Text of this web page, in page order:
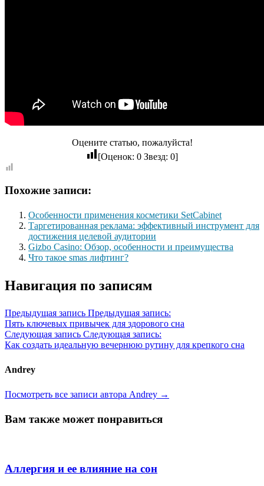
Оцените статью, пожалуйста!
[Оценок: 0 Звезд: 0]
Похожие записи:
Особенности применения косметики SetCabinet
Таргетированная реклама: эффективный инструмент для
достижения целевой аудитории
Gizbo Casino: Обзор, особенности и преимущества
Что такое smas лифтинг?
Навигация по записям
Предыдущая запись Предыдущая запись:
Пять ключевых привычек для здорового сна
Следующая запись Следующая запись:
Как создать идеальную вечернюю рутину для крепкого сна
Andrey
Посмотреть все записи автора Andrey →
Вам также может понравиться
Аллергия и ее влияние на сон